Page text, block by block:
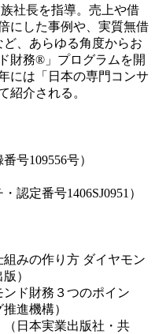
社長を指導。売上や借
にした事例や、実質無借
、あらゆる角度からお
財務®」プログラムを開
には「日本の専門コンサ
紹介される。
号109556号）
認定番号1406SJ0951）
組みの作り方 ダイヤモン
）
ンド財務３つのポイン
進機構）
（日本実業出版社・共